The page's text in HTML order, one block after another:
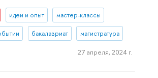
идеи и опыт мастер-классы
бакалавриат магистратура
27 апреля, 2024 г.